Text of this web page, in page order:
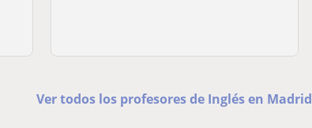
Ver todos los profesores de Inglés en Madrid